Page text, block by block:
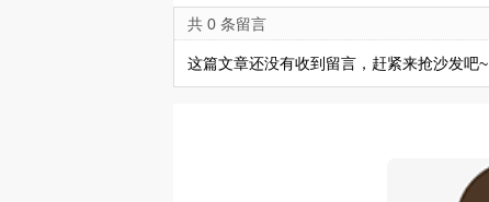
共 0 条留言
这篇文章还没有收到留言，赶紧来抢沙发吧~